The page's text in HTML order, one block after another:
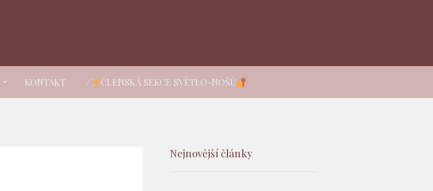
KONTAKT / ČLENSKÁ SEKCE SVĚTLO-NOŠŮ
Nejnovější články